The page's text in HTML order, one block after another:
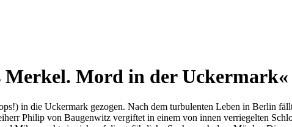
Mord in der
in die Uckermark gezogen. Nach dem turbulenten Leben in Berlin
Philip von Baugenwitz vergiftet in einem von innen verriegelten